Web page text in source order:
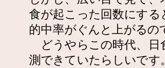
食が起こった回数にす
的中率がぐんと上がるの
どうやらこの時代、日
測できていたらしいで